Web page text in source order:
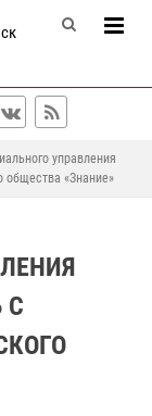
управления
общества «Знание»
С